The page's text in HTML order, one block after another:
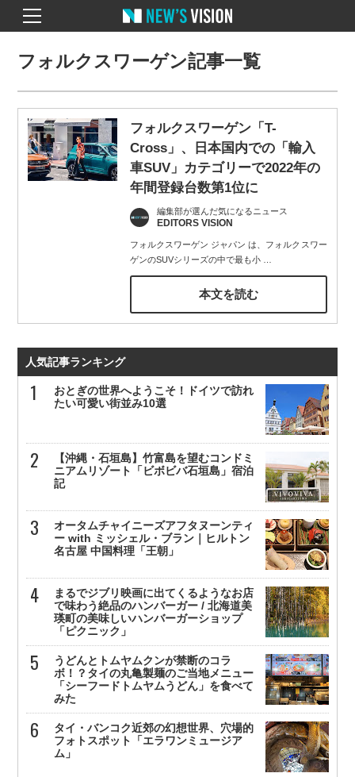
フォルクスワーゲン記事一覧
フォルクスワーゲン「T-
Cross」、日本国内での「輸入
車SUV」カテゴリーで2022年の
年間登録台数第1位に
編集部が選んだ気になるニュース
EDITORS VISION
フォルクスワーゲン ジャパン は、フォルクスワー
ゲンのSUVシリーズの中で最も小…
本文を読む
人気記事ランキング
おとぎの世界へようこそ！ドイツで訪れ
たい可愛い街並み10選
【沖縄・石垣島】竹富島を望むコンドミ
ニアムリゾート「ビボビバ石垣島」宿泊
記
オータムチャイニーズアフタヌーンティ
ー with ミッシェル・ブラン｜ヒルトン
名古屋 中国料理「王朝」
まるでジブリ映画に出てくるようなお店
で味わう絶品のハンバーガー / 北海道美
瑛町の美味しいハンバーガーショップ
「ピクニック」
うどんとトムヤムクンが禁断のコラ
ボ！？タイの丸亀製麺のご当地メニュー
「シーフードトムヤムうどん」を食べて
みた
タイ・バンコク近郊の幻想世界、穴場的
フォトスポット「エラワンミュージア
ム」